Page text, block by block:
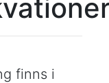
finns i